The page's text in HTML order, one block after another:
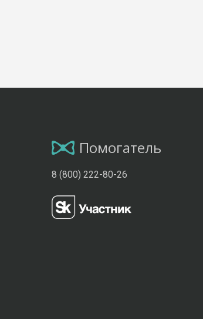
Помогатель
8 (800) 222-80-26